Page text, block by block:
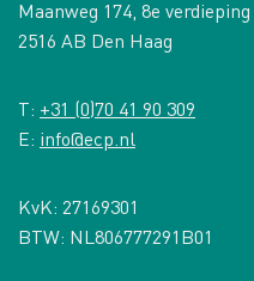
Maanweg 174, 8e verdieping
2516 AB Den Haag
T: +31 (0)70 41 90 309
E: info@ecp.nl
KvK: 27169301
BTW: NL806777291B01